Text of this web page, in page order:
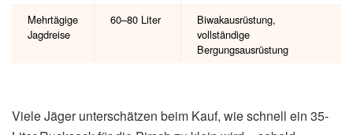
Mehrtägige
Jagdreise
60–80 Liter
Biwakausrüstung,
vollständige
Bergungsausrüstung
Viele Jäger unterschätzen beim Kauf, wie schnell ein 35-